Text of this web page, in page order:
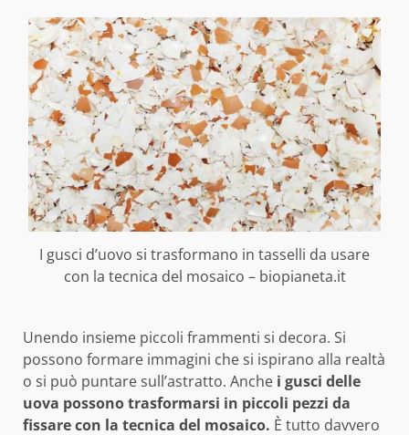
I gusci d’uovo si trasformano in tasselli da usare
con la tecnica del mosaico – biopianeta.it
Unendo insieme piccoli frammenti si decora. Si
possono formare immagini che si ispirano alla realtà
o si può puntare sull’astratto. Anche i gusci delle
uova possono trasformarsi in piccoli pezzi da
fissare con la tecnica del mosaico. È tutto davvero